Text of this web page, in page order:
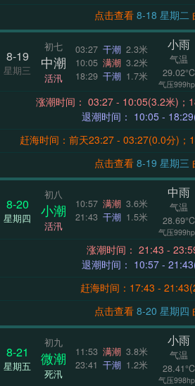
点击查看
8-18 星期二
8-19
星期三
初七
中潮
活汛
03:27 干潮 2.3米
10:05 满潮 3.2米
18:29 干潮 1.7米
小雨
气温
29.02°C
气压
涨潮时间： 03:27 - 10:05(3.2
退潮时间： 10:05 -
赶海时间：前天23:27 - 03:27(0.0分)；
点击查看
8-19 星期三
8-20
星期四
初八
小潮
活汛
10:57 满潮 3.6米
21:43 干潮 1.5米
中雨
气温
28.69°C
气压
涨潮时间： 21:43 -
退潮时间： 10:57 -
赶海时间：17:43 -
点击查看
8-20 星期四
8-21
星期五
初九
微潮
死汛
11:53 满潮 3.8米
23:41 干潮 1.2米
小雨
气温
28.41°C
气压